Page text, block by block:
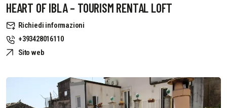
HEART OF IBLA – TOURISM RENTAL LOFT
Richiedi informazioni
+393428016110
Sito web